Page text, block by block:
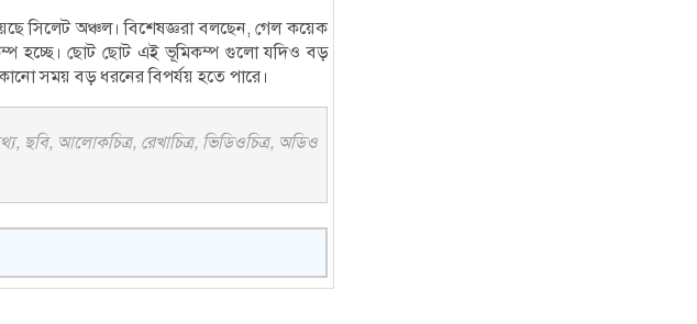
সিলেট অঞ্চল। বিশেষজ্ঞরা বলছেন, গেল কয়েক
হচ্ছে। ছোট ছোট এই ভূমিকম্প গুলো যদিও বড়
সময় বড় ধরনের বিপর্যয় হতে পারে।
ছবি, আলোকচিত্র, রেখাচিত্র, ভিডিওচিত্র, অডিও